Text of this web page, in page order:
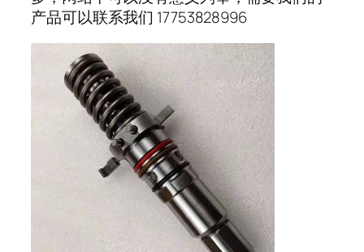
产品可以联系我们 17753828996